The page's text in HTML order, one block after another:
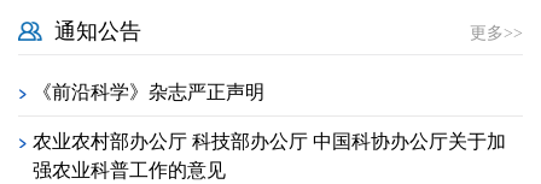
通知公告 更多>>
> 《前沿科学》杂志严正声明
> 农业农村部办公厅 科技部办公厅 中国科协办公厅关于加
强农业科普工作的意见